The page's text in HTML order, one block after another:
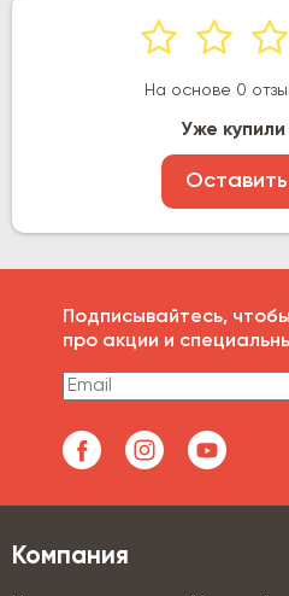
На основе 0
Уже
Подписывайтесь,
про акции и
Компания